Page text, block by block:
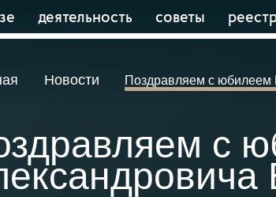
деятельность советы
Новости Поздравляем с юбилеем
с